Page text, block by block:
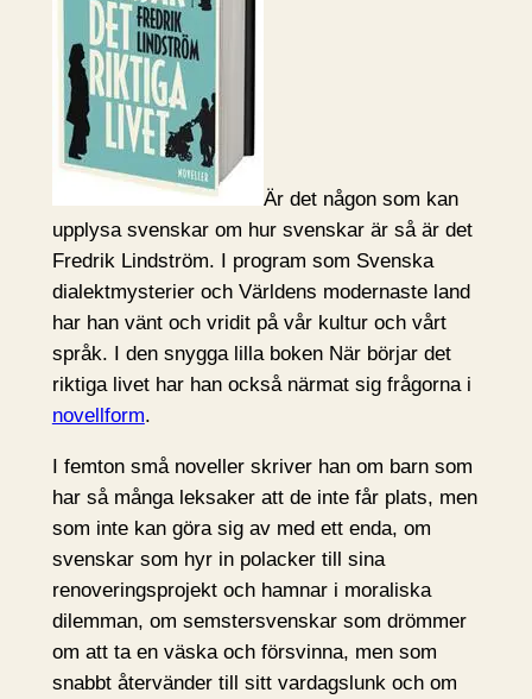
Är det någon som kan
upplysa svenskar om hur svenskar är så är det
Fredrik Lindström. I program som Svenska
dialektmysterier och Världens modernaste land
har han vänt och vridit på vår kultur och vårt
språk. I den snygga lilla boken När börjar det
riktiga livet har han också närmat sig frågorna i
novellform.
I femton små noveller skriver han om barn som
har så många leksaker att de inte får plats, men
som inte kan göra sig av med ett enda, om
svenskar som hyr in polacker till sina
renoveringsprojekt och hamnar i moraliska
dilemman, om semstersvenskar som drömmer
om att ta en väska och försvinna, men som
snabbt återvänder till sitt vardagslunk och om